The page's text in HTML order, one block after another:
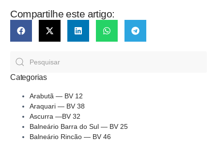
Compartilhe este artigo:
Categorias
Arabutã — BV 12
Araquari — BV 38
Ascurra —BV 32
Balneário Barra do Sul — BV 25
Balneário Rincão — BV 46